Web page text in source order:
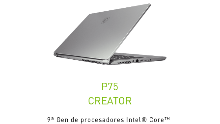
P75
CREATOR
9ª Gen de procesadores Intel® Core™